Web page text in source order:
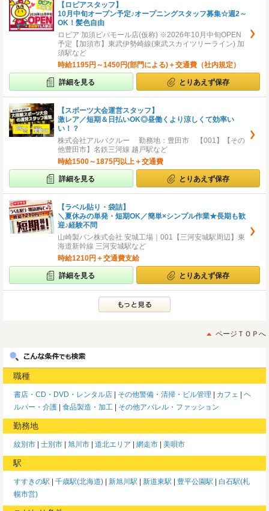
【ロピアスタッフ】
10月中旬オープン予定♪オープニングスタッフ募集☆週2～
OK！髪色自由
ロピア 加須ビバモール店(仮称) ※2026年10月中旬OPEN
予定【加須市】東武伊勢崎線(東武スカイツリーライン) 加
須駅など
時給1195円～1450円(部門による)＋交通費（社内規定）
詳細を見る とりあえず保存
【スポーツ大会運営スタッフ】
激レア／短期＆日払いOK◎昼働くより涼しくて効率い
い！？
株式会社アルバクルー 勤務地：豊田市 【001】【その
他豊田市】名鉄三河線 越戸駅など
時給1500～1875円以上＋交通費
詳細を見る とりあえず保存
【ラベル貼り・袋詰】
＼夏休みの単発・短期OK／簡単×シンプル作業★長期も歓
迎♪経験不問
山崎製パン株式会社 安城工場｜001【三河安城駅周辺】東
海道新幹線 三河安城駅など
時給1210円＋交通費支給
詳細を見る とりあえず保存
ページＴＯＰへ
職種
書店・CD・DVD・レンタル店 その他警備・清掃・ビル管理 カフェ
ヘ
ルパー・介護
食品製造・加工 その他アパレル・ファッション
勤務地
紋別市 士別市 旭川市 道北エリア 網走市 美唄市
駅
すすきの駅 千歳駅(北海道) 新旭川駅 新道東駅 豊平公園駅
白石駅(札
幌市営)